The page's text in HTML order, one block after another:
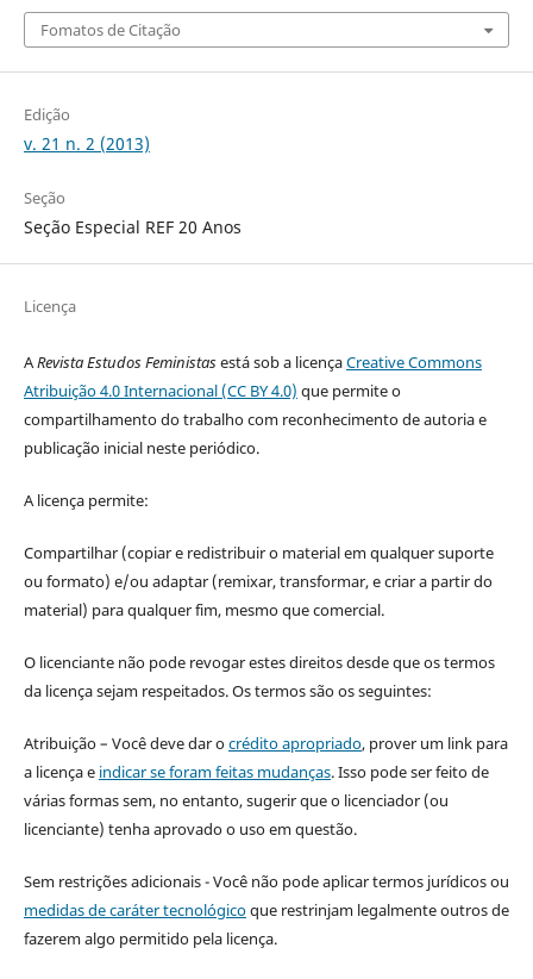
Fomatos de Citação
Edição
v. 21 n. 2 (2013)
Seção
Seção Especial REF 20 Anos
Licença
ARevista Estudos Feministasestá sob a licençaCreative Commons
Atribuição 4.0 Internacional (CC BY 4.0) que permite o
compartilhamento do trabalho com reconhecimento de autoria e
publicação inicial neste periódico.
A licença permite:
Compartilhar (copiar e redistribuir o material em qualquer suporte
ou formato) e/ou adaptar (remixar, transformar, e criar a partir do
material) para qualquer fim, mesmo que comercial.
O licenciante não pode revogar estes direitos desde que os termos
da licença sejam respeitados. Os termos são os seguintes:
Atribuição – Você deve dar ocrédito apropriado, prover um link para
a licença e indicar se foram feitas mudanças. Isso pode ser feito de
várias formas sem, no entanto, sugerir que o licenciador (ou
licenciante) tenha aprovado o uso em questão.
Sem restrições adicionais - Você não pode aplicar termos jurídicos ou
medidas de caráter tecnológicoque restrinjam legalmente outros de
fazerem algo permitido pela licença.